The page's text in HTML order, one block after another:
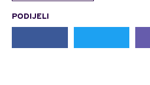
PODIJELI